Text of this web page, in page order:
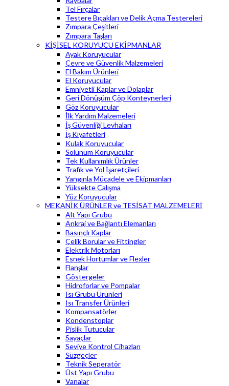
Tel Fırçalar
Testere Bıçakları ve Delik Açma Testereleri
Zımpara Çeşitleri
Zımpara Taşları
KİŞİSEL KORUYUCU EKİPMANLAR
Ayak Koruyucular
Çevre ve Güvenlik Malzemeleri
El Bakım Ürünleri
El Koruyucular
Emniyetli Kaplar ve Dolaplar
Geri Dönüşüm Çöp Konteynerleri
Göz Koruyucular
İlk Yardım Malzemeleri
İş Güvenliği Levhaları
İş Kıyafetleri
Kulak Koruyucular
Solunum Koruyucular
Tek Kullanımlık Ürünler
Trafik ve Yol İşaretçileri
Yangınla Mücadele ve Ekipmanları
Yüksekte Çalışma
Yüz Koruyucular
MEKANİK ÜRÜNLER ve TESİSAT MALZEMELERİ
Alt Yapı Grubu
Ankraj ve Bağlantı Elemanları
Basınçlı Kaplar
Çelik Borular ve Fittingler
Elektrik Motorları
Esnek Hortumlar ve Flexler
Flanşlar
Göstergeler
Hidroforlar ve Pompalar
Isı Grubu Ürünleri
Isı Transfer Ürünleri
Kompansatörler
Kondenstoplar
Pislik Tutucular
Sayaçlar
Seviye Kontrol Cihazları
Süzgeçler
Teknik Seperatör
Üst Yapı Grubu
Vanalar